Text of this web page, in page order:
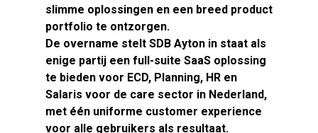
slimme oplossingen en een breed product
portfolio te ontzorgen.
De overname stelt SDB Ayton in staat als
enige partij een full-suite SaaS oplossing
te bieden voor ECD, Planning, HR en
Salaris voor de care sector in Nederland,
met één uniforme customer experience
voor alle gebruikers als resultaat.